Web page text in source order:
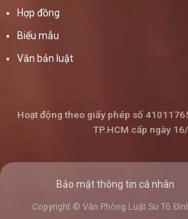
Hợp đồng
Biểu mẫu
Văn bản luật
Hoạt động theo giấy phép số
TP.HCM cấp ngày
Bảo mật thông tin cá nhân
Copyright © Văn Phòng Luật Sư Tô